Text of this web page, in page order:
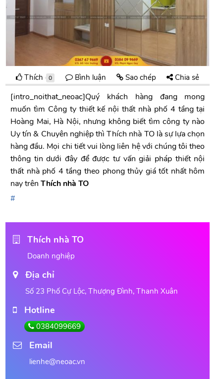
Thích 0 Bình luận Sao chép Chia sẻ
[intro_noithat_neoac]Quý khách hàng đang mong
muốn tìm Công ty thiết kế nội thất nhà phố 4 tầng tại
Hoàng Mai, Hà Nội, nhưng không biết tìm công ty nào
Uy tín & Chuyên nghiệp thì Thích nhà TO là sự lựa chọn
hàng đầu. Mọi chi tiết vui lòng liên hệ với chúng tôi theo
thông tin dưới đây để được tư vấn giải pháp thiết nội
thất nhà phố 4 tầng theo phong thủy giá tốt nhất hôm
nay trênThích nhà TO
Thích nhà TO
Doanh nghiệp
Địa chỉ
Số 23 Phố Cự Lộc, Thượng Đình, Thanh Xuân
Hotline
0384099669
Email
lienhe@neoac.vn